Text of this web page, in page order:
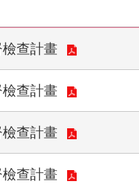
查計畫
查計畫
查計畫
查計畫